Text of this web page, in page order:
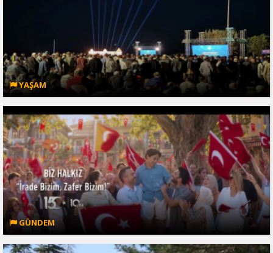
YAŞAM
GÜNDEM